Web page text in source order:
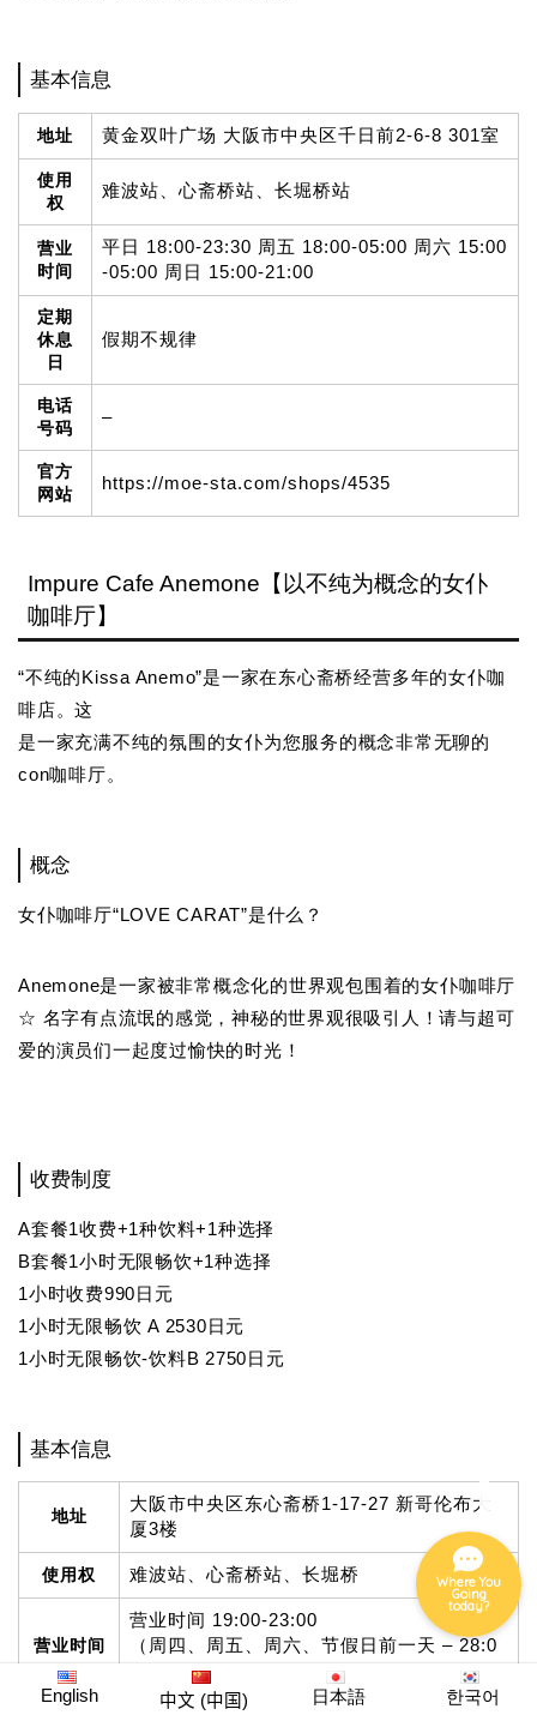
基本信息
地址 黄金双叶广场 大阪市中央区千日前2-6-8 301室
使用
权
难波站、心斋桥站、长堀桥站
营业
时间
平日 18:00-23:30 周五 18:00-05:00 周六 15:00
-05:00 周日 15:00-21:00
定期
休息
日
假期不规律
电话
号码
–
官方
网站
https://moe-sta.com/shops/4535
Impure Cafe Anemone【以不纯为概念的女仆
咖啡厅】
“不纯的Kissa Anemo”是一家在东心斋桥经营多年的女仆咖
啡店。这
是一家充满不纯的氛围的女仆为您服务的概念非常无聊的
con咖啡厅。
概念
女仆咖啡厅“LOVE CARAT”是什么？
Anemone是一家被非常概念化的世界观包围着的女仆咖啡厅
☆ 名字有点流氓的感觉，神秘的世界观很吸引人！请与超可
爱的演员们一起度过愉快的时光！
收费制度
A套餐1收费+1种饮料+1种选择
B套餐1小时无限畅饮+1种选择
1小时收费990日元
1小时无限畅饮 A 2530日元
1小时无限畅饮-饮料B 2750日元
基本信息
地址
大阪市中央区东心斋桥1-17-27 新哥伦布大
厦3楼
使用权 难波站、心斋桥站、长堀桥
营业时间
营业时间 19:00-23:00
（周四、周五、周六、节假日前一天 – 28:0
English 中文 (中国) 日本語 한국어
Where You
Going
today?
事件